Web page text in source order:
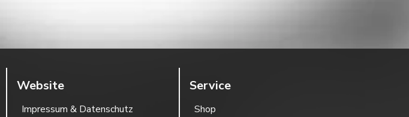
Website
Impressum & Datenschutz
Service
Shop